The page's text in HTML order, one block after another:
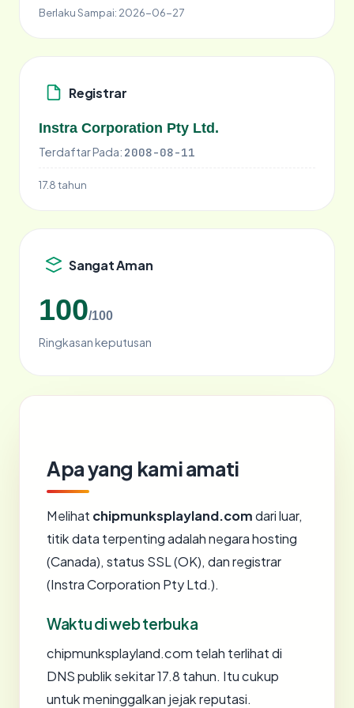
Berlaku Sampai: 2026-06-27
Registrar
Instra Corporation Pty Ltd.
Terdaftar Pada: 2008-08-11
17.8 tahun
Sangat Aman
100/100
Ringkasan keputusan
Apa yang kami amati
Melihat chipmunksplayland.comdari luar,
titik data terpenting adalah negara hosting
(Canada), status SSL (OK), dan registrar
(Instra Corporation Pty Ltd.).
Waktu di web terbuka
chipmunksplayland.com telah terlihat di
DNS publik sekitar 17.8 tahun. Itu cukup
untuk meninggalkan jejak reputasi.